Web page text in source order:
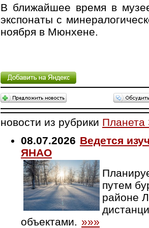
В ближайшее время в
экспонаты с
ноября в Мюнхене.
новости из рубрики Планета
08.07.2026 Ведется
ЯНАО
путем
районе
объектами. »»»